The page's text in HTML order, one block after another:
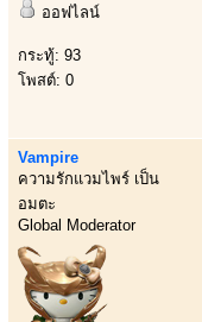
ออฟไลน์
กระทู้: 93
โพสต์: 0
Vampire
ความรักแวมไพร์ เป็น
อมตะ
Global Moderator